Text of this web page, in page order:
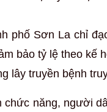
phố Sơn La chỉ
bảo tỷ lệ theo kế
lây truyền bệnh
chức năng, người